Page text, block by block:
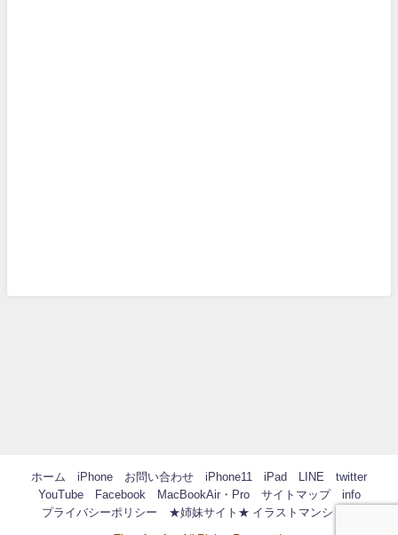
ホーム iPhone お問い合わせ iPhone11 iPad LINE
twitter
YouTube
Facebook MacBookAir・Pro サイトマップ
info
プライバシーポリシー
★姉妹サイト★ イラストマンション